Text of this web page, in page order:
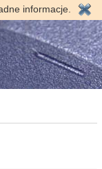
informacje.